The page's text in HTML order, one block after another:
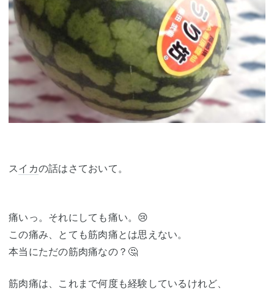
ス イカの話はさておいて。
痛いっ。それにしても痛い。😢
この痛み、とても筋肉痛とは思えない。
本当にただの筋肉痛なの？🤔
筋肉痛は、これまで何度も経験しているけれど、